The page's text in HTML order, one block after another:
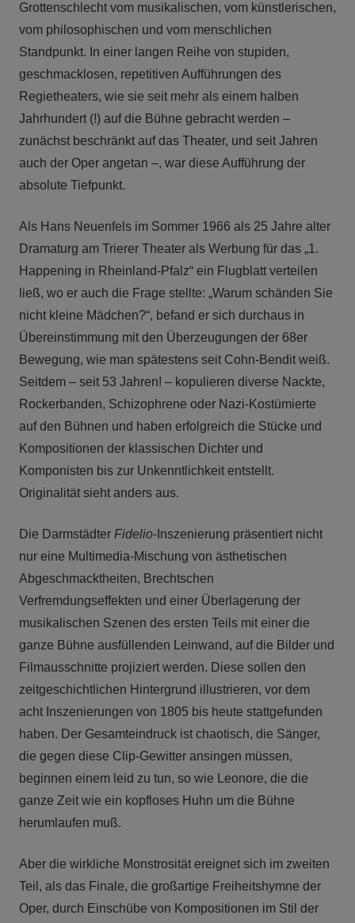
Grottenschlecht vom musikalischen, vom künstlerischen,
vom philosophischen und vom menschlichen
Standpunkt. In einer langen Reihe von stupiden,
geschmacklosen, repetitiven Aufführungen des
Regietheaters, wie sie seit mehr als einem halben
Jahrhundert (!) auf die Bühne gebracht werden –
zunächst beschränkt auf das Theater, und seit Jahren
auch der Oper angetan –, war diese Aufführung der
absolute Tiefpunkt.
Als Hans Neuenfels im Sommer 1966 als 25 Jahre alter
Dramaturg am Trierer Theater als Werbung für das „1.
Happening in Rheinland-Pfalz“ ein Flugblatt verteilen
ließ, wo er auch die Frage stellte: „Warum schänden Sie
nicht kleine Mädchen?“, befand er sich durchaus in
Übereinstimmung mit den Überzeugungen der 68er
Bewegung, wie man spätestens seit Cohn-Bendit weiß.
Seitdem – seit 53 Jahren! – kopulieren diverse Nackte,
Rockerbanden, Schizophrene oder Nazi-Kostümierte
auf den Bühnen und haben erfolgreich die Stücke und
Kompositionen der klassischen Dichter und
Komponisten bis zur Unkenntlichkeit entstellt.
Originalität sieht anders aus.
Die Darmstädter Fidelio-Inszenierung präsentiert nicht
nur eine Multimedia-Mischung von ästhetischen
Abgeschmacktheiten, Brechtschen
Verfremdungseffekten und einer Überlagerung der
musikalischen Szenen des ersten Teils mit einer die
ganze Bühne ausfüllenden Leinwand, auf die Bilder und
Filmausschnitte projiziert werden. Diese sollen den
zeitgeschichtlichen Hintergrund illustrieren, vor dem
acht Inszenierungen von 1805 bis heute stattgefunden
haben. Der Gesamteindruck ist chaotisch, die Sänger,
die gegen diese Clip-Gewitter ansingen müssen,
beginnen einem leid zu tun, so wie Leonore, die die
ganze Zeit wie ein kopfloses Huhn um die Bühne
herumlaufen muß.
Aber die wirkliche Monstrosität ereignet sich im zweiten
Teil, als das Finale, die großartige Freiheitshymne der
Oper, durch Einschübe von Kompositionen im Stil der